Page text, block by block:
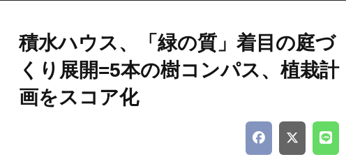
積水ハウス、「緑の質」着目の庭づ
くり展開=5本の樹コンパス、植栽計
画をスコア化